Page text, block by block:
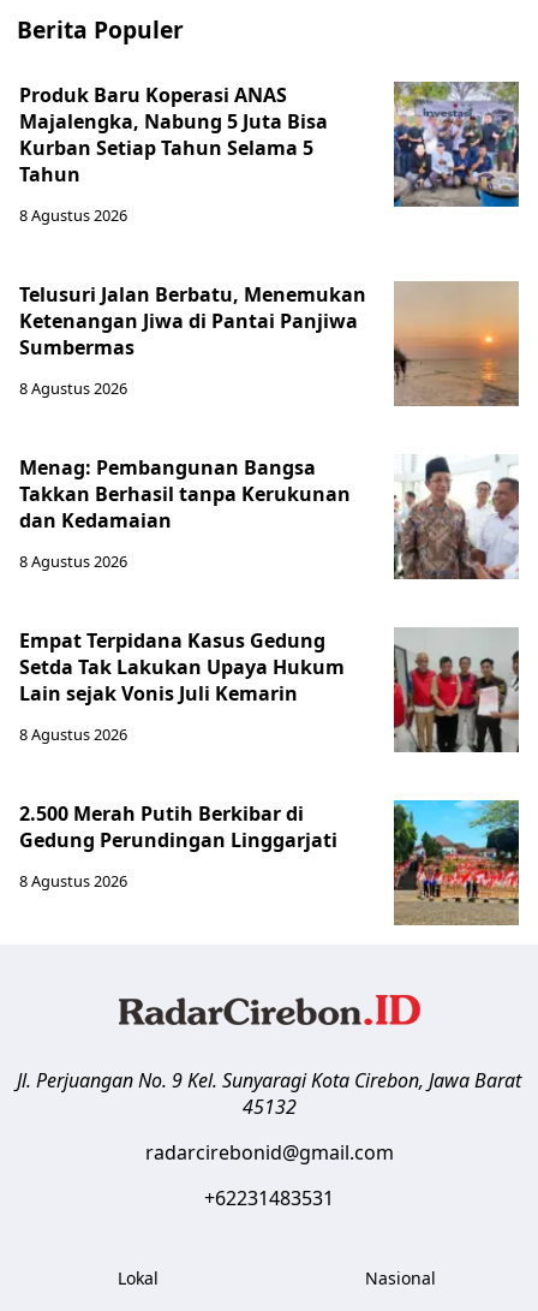
Berita Populer
Produk Baru Koperasi ANAS
Majalengka, Nabung 5 Juta Bisa
Kurban Setiap Tahun Selama 5
Tahun
8 Agustus 2026
Telusuri Jalan Berbatu, Menemukan
Ketenangan Jiwa di Pantai Panjiwa
Sumbermas
8 Agustus 2026
Menag: Pembangunan Bangsa
Takkan Berhasil tanpa Kerukunan
dan Kedamaian
8 Agustus 2026
Empat Terpidana Kasus Gedung
Setda Tak Lakukan Upaya Hukum
Lain sejak Vonis Juli Kemarin
8 Agustus 2026
2.500 Merah Putih Berkibar di
Gedung Perundingan Linggarjati
8 Agustus 2026
Jl. Perjuangan No. 9 Kel. SunyaragiKota Cirebon, Jawa Barat
45132
radarcirebonid@gmail.com
+62231483531
Lokal
Nasional